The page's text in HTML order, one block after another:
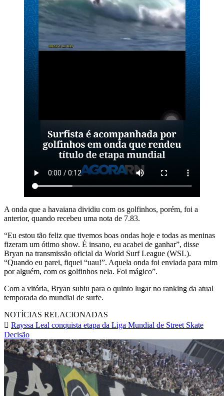
A onda que a havaiana dividiu com os golfinhos, porém, foi a
anterior, quando recebeu uma nota de 7.83.
“Eu estou tão feliz que tivemos boas ondas hoje e todas as meninas
fizeram um ótimo show. É insano, eu acabei de ganhar”, disse
Bryan na transmissão oficial da World Surf League (WSL).
“Quando eu parei, fiquei “uau!”. Aquela onda foi enviada para mim
por alguém, com os golfinhos nela. Foi mágico”.
Com a vitória, Bryan subiu para o quinto lugar no ranking da atual
temporada do mundial de surfe.
NOTÍCIAS RELACIONADAS
Rayssa Leal conquista etapa da Liga Mundial de Street Skate
Decisão